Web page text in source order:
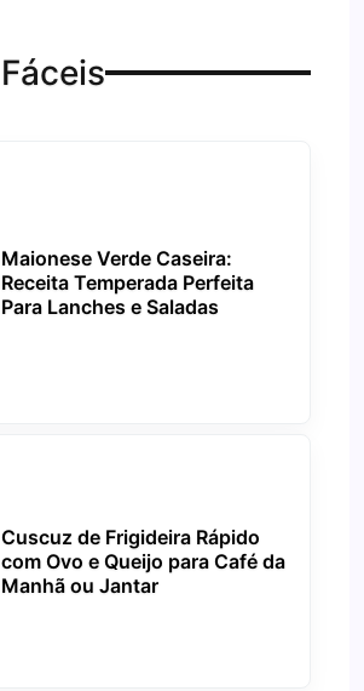
Maionese Verde Caseira:
Receita Temperada Perfeita
Para Lanches e Saladas
Cuscuz de Frigideira Rápido
com Ovo e Queijo para Café da
Manhã ou Jantar